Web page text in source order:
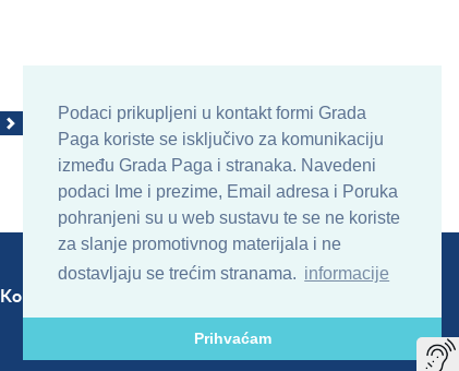
Podaci prikupljeni u kontakt formi Grada
Paga koriste se isključivo za komunikaciju
između Grada Paga i stranaka. Navedeni
podaci Ime i prezime, Email adresa i Poruka
pohranjeni su u web sustavu te se ne koriste
za slanje promotivnog materijala i ne
dostavljaju se trećim stranama. informacije
Prihvaćam
Kontakt